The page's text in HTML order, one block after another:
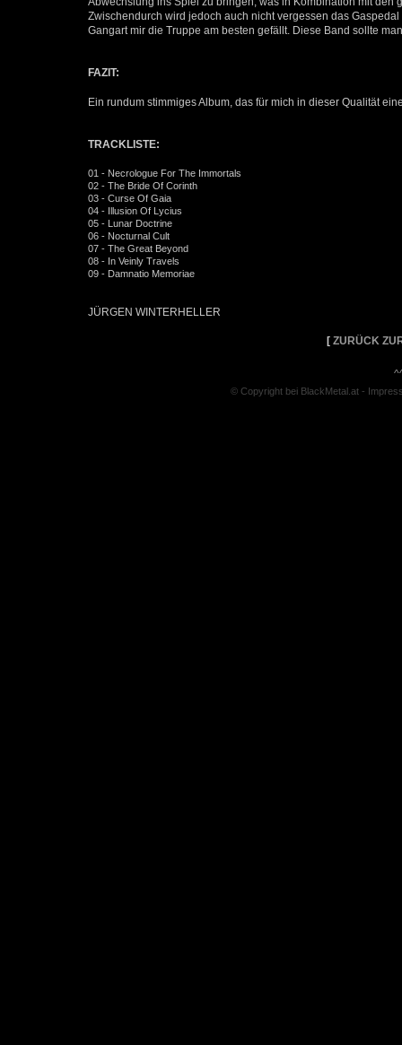
Zwischendurch wird jedoch auch nicht vergessen das
Gangart mir die Truppe am besten gefällt. Diese Band sollte
FAZIT:
Ein rundum stimmiges Album, das für mich in dieser Qualität
TRACKLISTE:
01 - Necrologue For The Immortals
02 - The Bride Of Corinth
03 - Curse Of Gaia
04 - Illusion Of Lycius
05 - Lunar Doctrine
06 - Nocturnal Cult
07 - The Great Beyond
08 - In Veinly Travels
09 - Damnatio Memoriae
JÜRGEN WINTERHELLER
[ ZURÜCK
© Copyright bei BlackMetal.at -